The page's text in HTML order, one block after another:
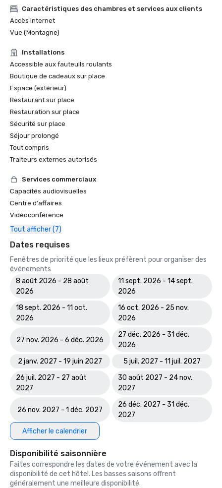
Caractéristiques des chambres et services aux clients
Accès Internet
Vue (Montagne)
Installations
Accessible aux fauteuils roulants
Boutique de cadeaux sur place
Espace (extérieur)
Restaurant sur place
Restauration sur place
Sécurité sur place
Séjour prolongé
Tout compris
Traiteurs externes autorisés
Services commerciaux
Capacités audiovisuelles
Centre d'affaires
Vidéoconférence
Tout afficher (7)
Dates requises
Fenêtres de priorité que les lieux préfèrent pour organiser des
événements
8 août 2026 - 28 août
2026
11 sept. 2026 - 14 sept.
2026
18 sept. 2026 - 11 oct.
2026
16 oct. 2026 - 25 nov.
2026
27 nov. 2026 - 6 déc. 2026
27 déc. 2026 - 31 déc.
2026
2 janv. 2027 - 19 juin 2027
5 juil. 2027 - 11 juil. 2027
26 juil. 2027 - 27 août
2027
30 août 2027 - 24 nov.
2027
26 nov. 2027 - 1 déc. 2027
26 déc. 2027 - 31 déc.
2027
Afficher le calendrier
Disponibilité saisonnière
Faites correspondre les dates de votre événement avec la
disponibilité de cet hôtel. Les basses saisons offrent
généralement une meilleure disponibilité.